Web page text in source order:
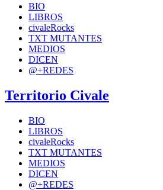
BIO
LIBROS
civaleRocks
TXT MUTANTES
MEDIOS
DICEN
@+REDES
Territorio Civale
BIO
LIBROS
civaleRocks
TXT MUTANTES
MEDIOS
DICEN
@+REDES